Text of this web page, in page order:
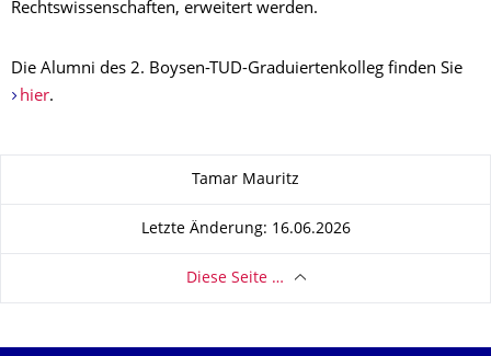
Rechtswissenschaften, erweitert werden.
Die Alumni des 2. Boysen-TUD-Graduiertenkolleg finden Sie
hier.
Tamar Mauritz
Letzte Änderung: 16.06.2026
Diese Seite …